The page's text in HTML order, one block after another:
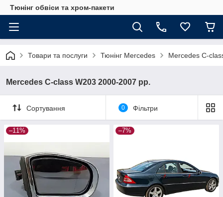
Тюнінг обвіси та хром-пакети
Товари та послуги Тюнінг Mercedes Mercedes C-
Mercedes C-class W203 2000-2007 рр.
Сортування 0 Фільтри
–11% –7%